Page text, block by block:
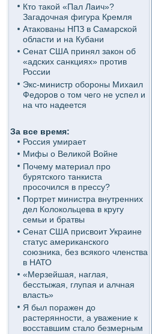
Кто такой «Пал Лаич»?
Загадочная фигура Кремля
Атакованы НПЗ в Самарской
области и на Кубани
Сенат США принял закон об
«адских санкциях» против
России
Экс-министр обороны Михаил
Федоров о том чего не успел и
на что надеется
За все время:
Россия умирает
Мифы о Великой Войне
Почему материал про
бурятского танкиста
просочился в прессу?
Портрет министра внутренних
дел Колокольцева в кругу
семьи и братвы
Сенат США присвоит Украине
статус американского
союзника, без всякого членства
в НАТО
«Мерзейшая, наглая,
бесстыжая, глупая и алчная
власть»
Я был поражен до
растерянности, а уважение к
восставшим стало безмерным